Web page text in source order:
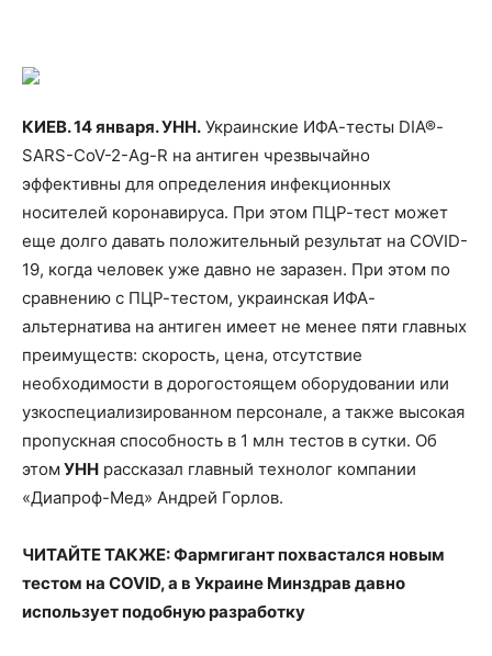
КИЕВ. 14 января. УНН. Украинские ИФА-тесты DIA®-
SARS-CoV-2-Ag-R на антиген чрезвычайно
эффективны для определения инфекционных
носителей коронавируса. При этом ПЦР-тест может
еще долго давать положительный результат на COVID-
19, когда человек уже давно не заразен. При этом по
сравнению с ПЦР-тестом, украинская ИФА-
альтернатива на антиген имеет не менее пяти главных
преимуществ: скорость, цена, отсутствие
необходимости в дорогостоящем оборудовании или
узкоспециализированном персонале, а также высокая
пропускная способность в 1 млн тестов в сутки. Об
этом УНН рассказал главный технолог компании
«Диапроф-Мед» Андрей Горлов.
ЧИТАЙТЕ ТАКЖЕ: Фармгигант похвастался новым
тестом на COVID, а в Украине Минздрав давно
использует подобную разработку